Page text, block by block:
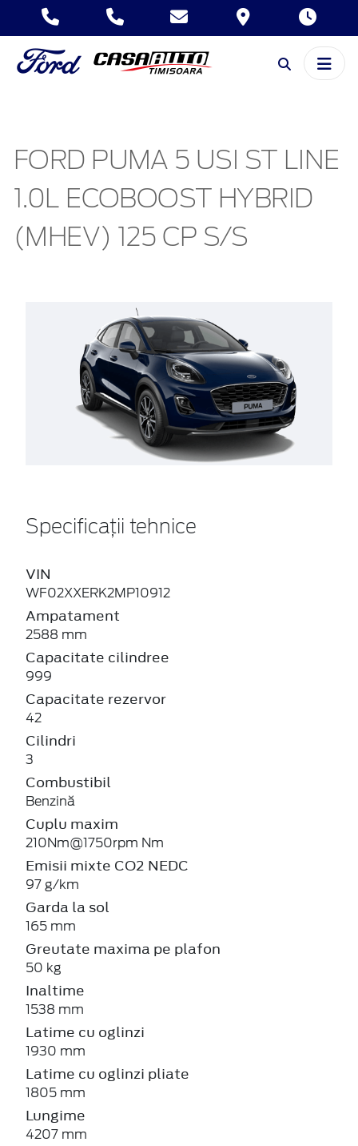
FORD PUMA 5 USI ST LINE
1.0L ECOBOOST HYBRID
(MHEV) 125 CP S/S
Specificații tehnice
VIN
WF02XXERK2MP10912
Ampatament
2588 mm
Capacitate cilindree
999
Capacitate rezervor
42
Cilindri
3
Combustibil
Benzină
Cuplu maxim
210Nm@1750rpm Nm
Emisii mixte CO2 NEDC
97 g/km
Garda la sol
165 mm
Greutate maxima pe plafon
50 kg
Inaltime
1538 mm
Latime cu oglinzi
1930 mm
Latime cu oglinzi pliate
1805 mm
Lungime
4207 mm